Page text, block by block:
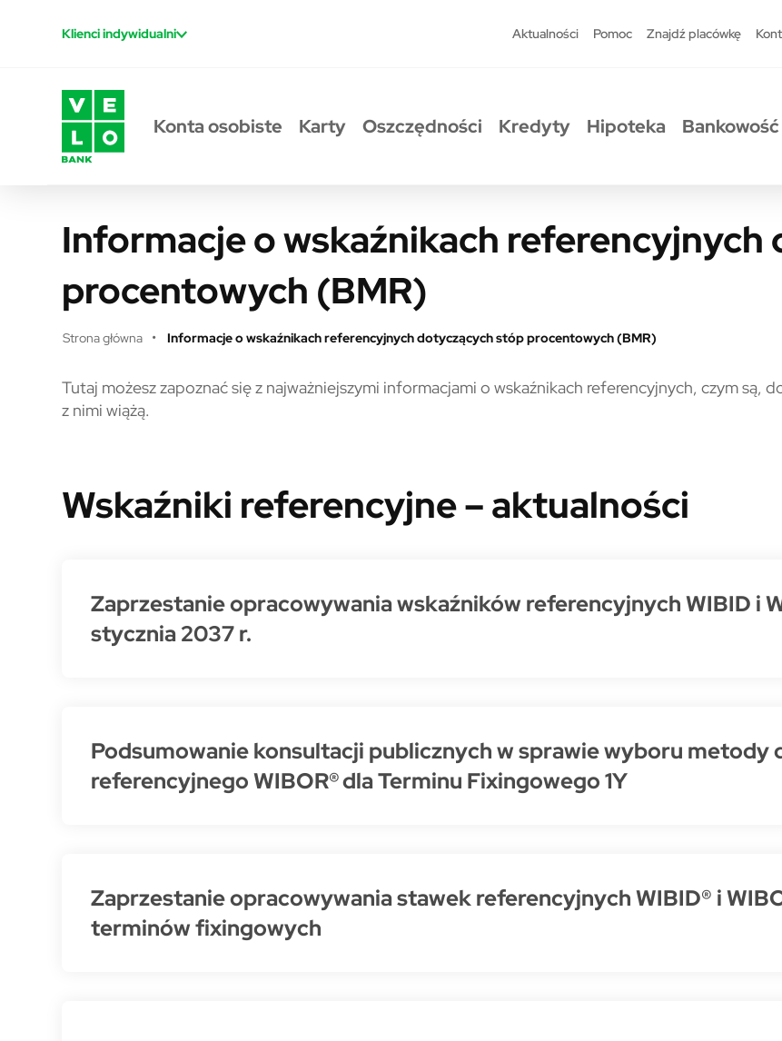
Klienci indywidualni Aktualności Pomoc Znajdź placówkę
Konta osobiste Karty Oszczędności Kredyty Hipoteka
Informacje o wskaźnikach
procentowych (BMR)
Strona główna Informacje o wskaźnikach referencyjnych dotyczących stóp procentowych (BMR)
Informacje o wskaźnikach referencyjnych dotyczących
Tutaj możesz zapoznać się z najważniejszymi informacjami o wskaźnikach referencyjnych, czym są,
z nimi wiążą.
Wskaźniki referencyjne – aktualności
Zaprzestanie opracowywania wskaźników referencyjnych WIBID i
stycznia 2037 r.
Podsumowanie konsultacji publicznych w sprawie wyboru metody
referencyjnego WIBOR® dla Terminu Fixingowego 1Y
Zaprzestanie opracowywania stawek referencyjnych WIBID® i
terminów fixingowych